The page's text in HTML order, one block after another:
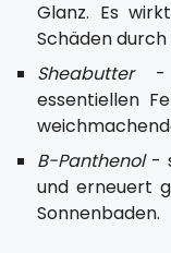
Glanz. Es
Schäden durch
Sheabutter-
essentiellen
B-Panthenol-
und erneuert
Sonnenbaden.